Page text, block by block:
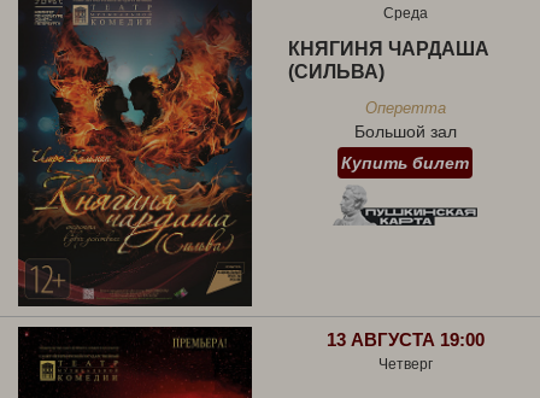
Среда
КНЯГИНЯ ЧАРДАША
(СИЛЬВА)
Оперетта
Большой зал
Купить билет
13 АВГУСТА 19:00
Четверг